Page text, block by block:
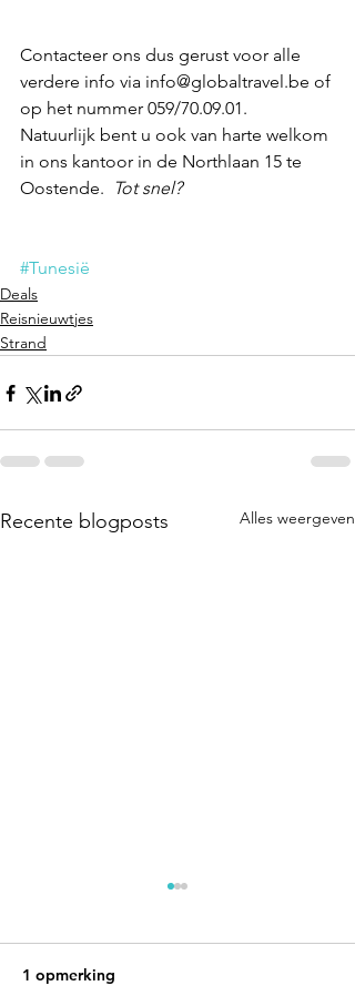
Contacteer ons dus gerust voor alle
verdere info via info@globaltravel.be of
op het nummer 059/70.09.01.
Natuurlijk bent u ook van harte welkom
in ons kantoor in de Northlaan 15 te
Oostende.
Tot snel?
#Tunesië
Deals
Reisnieuwtjes
Strand
Recente blogposts Alles weergeven
1 opmerking